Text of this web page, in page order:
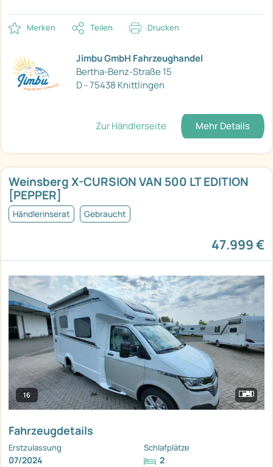
Merken Teilen Drucken
Jimbu GmbH Fahrzeughandel
Bertha-Benz-Straße 15
D - 75438 Knittlingen
Zur Händlerseite Mehr Details
Weinsberg X-CURSION VAN 500 LT EDITION
[PEPPER]
Händlerinserat Gebraucht
47.999 €
16
Fahrzeugdetails
Erstzulassung
07/2024
Schlafplätze
2